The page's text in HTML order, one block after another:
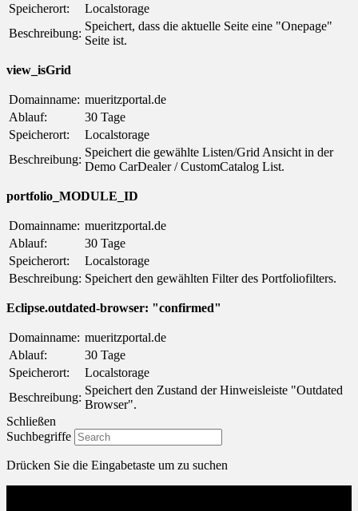
Speicherort:
Localstorage
Beschreibung:
Speichert, dass die aktuelle Seite eine "Onepage"
Seite ist.
view_isGrid
Domainname: mueritzportal.de
Ablauf:
30 Tage
Speicherort:
Localstorage
Beschreibung:
Speichert die gewählte Listen/Grid Ansicht in der
Demo CarDealer / CustomCatalog List.
portfolio_MODULE_ID
Domainname: mueritzportal.de
Ablauf:
30 Tage
Speicherort:
Localstorage
Beschreibung: Speichert den gewählten Filter des Portfoliofilters.
Eclipse.outdated-browser: "confirmed"
Domainname: mueritzportal.de
Ablauf:
30 Tage
Speicherort:
Localstorage
Beschreibung:
Speichert den Zustand der Hinweisleiste "Outdated
Browser".
Schließen
Suchbegriffe
Drücken Sie die Eingabetaste um zu suchen